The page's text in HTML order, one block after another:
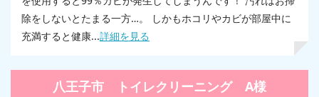
除をしないとたまる一方…。 しかもホコリやカビが部屋中に
充満すると健康...詳細を見る
八王子市 トイレクリーニング A様